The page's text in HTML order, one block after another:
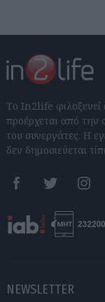
Το In2life φιλοξενεί
προέρχεται από την
του συνεργάτες. Η
δεν δημοσιεύεται
FacebookTwitter
NEWSLETTER